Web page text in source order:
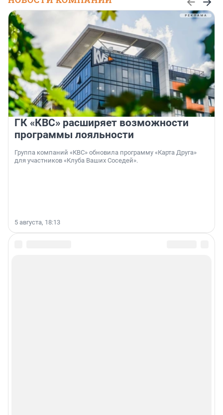
ГК «КВС» расширяет возможности
программы лояльности
Группа компаний «КВС» обновила программу «Карта Друга»
для участников «Клуба Ваших Соседей».
5 августа, 18:13